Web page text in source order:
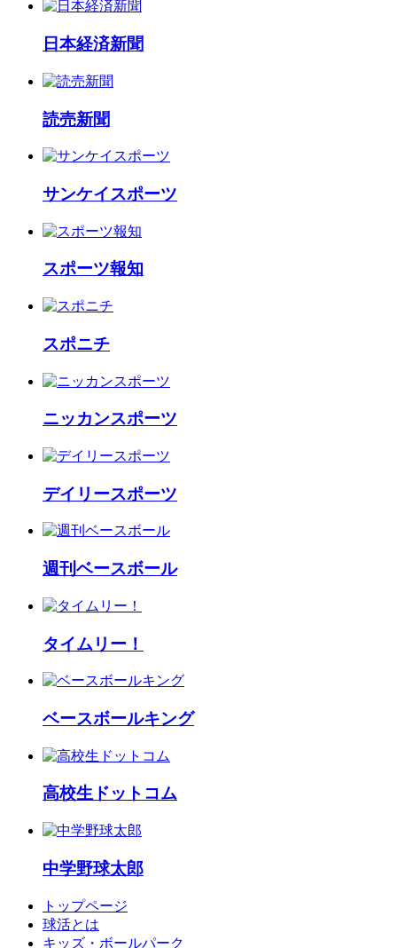
日本経済新聞
読売新聞
サンケイスポーツ
スポーツ報知
スポニチ
ニッカンスポーツ
デイリースポーツ
週刊ベースボール
タイムリー！
ベースボールキング
高校生ドットコム
中学野球太郎
トップページ
球活とは
キッズ・ボールパーク